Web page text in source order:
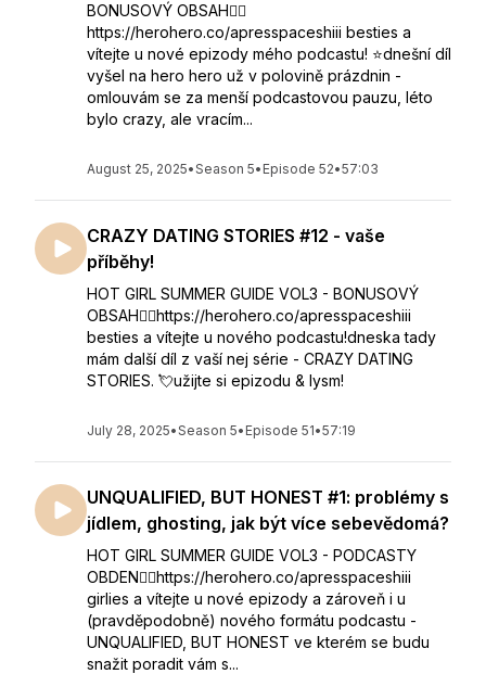
BONUSOVÝ OBSAH👇🏻
https://herohero.co/apresspaceshiii besties a
vítejte u nové epizody mého podcastu! ⭐️dnešní díl
vyšel na hero hero už v polovině prázdnin -
omlouvám se za menší podcastovou pauzu, léto
bylo crazy, ale vracím...
August 25, 2025•Season 5• Episode 52•57:03
CRAZY DATING STORIES #12 - vaše
příběhy!
HOT GIRL SUMMER GUIDE VOL3 - BONUSOVÝ
OBSAH👇🏻https://herohero.co/apresspaceshiii
besties a vítejte u nového podcastu!dneska tady
mám další díl z vaší nej série - CRAZY DATING
STORIES. 💘užijte si epizodu & lysm!
July 28, 2025•Season 5• Episode 51•57:19
UNQUALIFIED, BUT HONEST #1: problémy s
jídlem, ghosting, jak být více sebevědomá?
HOT GIRL SUMMER GUIDE VOL3 - PODCASTY
OBDEN👇🏻https://herohero.co/apresspaceshiii
girlies a vítejte u nové epizody a zároveň i u
(pravděpodobně) nového formátu podcastu -
UNQUALIFIED, BUT HONEST ve kterém se budu
snažit poradit vám s...